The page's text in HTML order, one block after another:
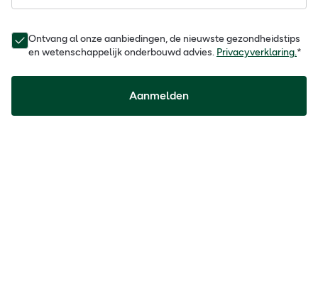
Ontvang al onze aanbiedingen, de nieuwste gezondheidstips
en wetenschappelijk onderbouwd advies. Privacyverklaring.*
Aanmelden